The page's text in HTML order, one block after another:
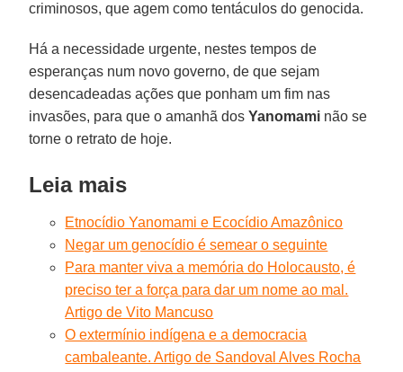
criminosos, que agem como tentáculos do genocida.
Há a necessidade urgente, nestes tempos de
esperanças num novo governo, de que sejam
desencadeadas ações que ponham um fim nas
invasões, para que o amanhã dosYanomami não se
torne o retrato de hoje.
Leia mais
Etnocídio Yanomami e Ecocídio Amazônico
Negar um genocídio é semear o seguinte
Para manter viva a memória do Holocausto, é
preciso ter a força para dar um nome ao mal.
Artigo de Vito Mancuso
O extermínio indígena e a democracia
cambaleante. Artigo de Sandoval Alves Rocha